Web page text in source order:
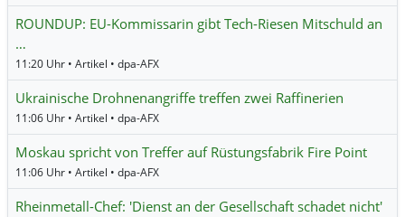
ROUNDUP: EU-Kommissarin gibt Tech-Riesen Mitschuld an
…
11:20 Uhr • Artikel • dpa-AFX
Ukrainische Drohnenangriffe treffen zwei Raffinerien
11:06 Uhr • Artikel • dpa-AFX
Moskau spricht von Treffer auf Rüstungsfabrik Fire Point
11:06 Uhr • Artikel • dpa-AFX
Rheinmetall-Chef: 'Dienst an der Gesellschaft schadet nicht'